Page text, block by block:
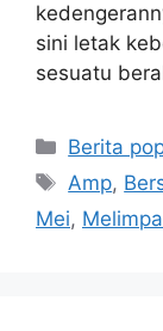
sini letak
sesuatu
Kategori
Berita
Tag
Amp,
Mei,